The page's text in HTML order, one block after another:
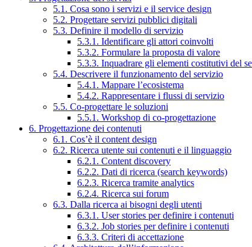
5.1. Cosa sono i servizi e il service design
5.2. Progettare servizi pubblici digitali
5.3. Definire il modello di servizio
5.3.1. Identificare gli attori coinvolti
5.3.2. Formulare la proposta di valore
5.3.3. Inquadrare gli elementi costitutivi del
5.4. Descrivere il funzionamento del servizio
5.4.1. Mappare l’ecosistema
5.4.2. Rappresentare i flussi di servizio
5.5. Co-progettare le soluzioni
5.5.1. Workshop di co-progettazione
6. Progettazione dei contenuti
6.1. Cos’è il content design
6.2. Ricerca utente sui contenuti e il linguaggio
6.2.1. Content discovery
6.2.2. Dati di ricerca (search keywords)
6.2.3. Ricerca tramite analytics
6.2.4. Ricerca sui forum
6.3. Dalla ricerca ai bisogni degli utenti
6.3.1. User stories per definire i contenuti
6.3.2. Job stories per definire i contenuti
6.3.3. Criteri di accettazione